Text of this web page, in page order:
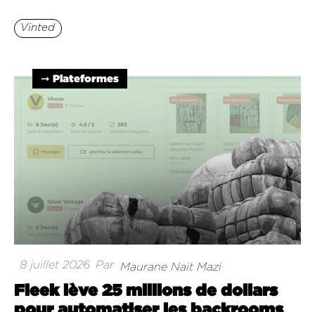
Vinted
➞ Plateformes
8 juillet 2026 Par Maurane Nait Mazi
Fleek lève 25 millions de dollars